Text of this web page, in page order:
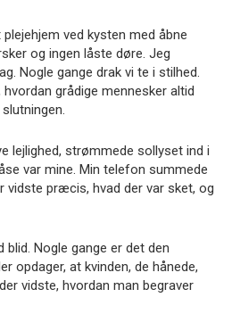
ved kysten med åbne
og ingen låste døre. Jeg
Nogle gange drak vi te i stilhed.
grådige mennesker altid
lejlighed, strømmede sollyset ind i
var mine. Min telefon summede
vidste præcis, hvad der var sket, og
Nogle gange er det den
opdager, at kvinden, de hånede,
vidste, hvordan man begraver